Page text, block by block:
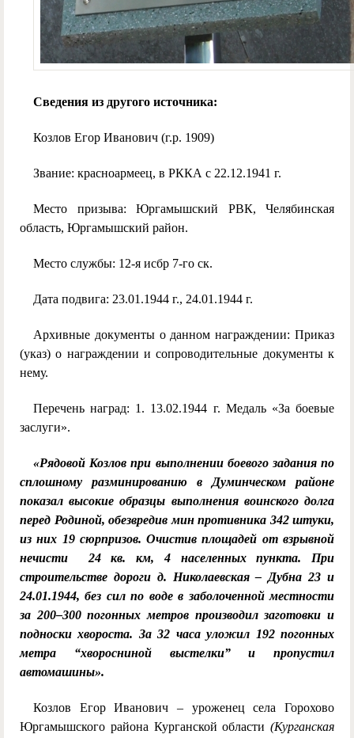
Сведения из другого источника:
Козлов Егор Иванович (г.р. 1909)
Звание: красноармеец, в РККА с 22.12.1941 г.
Место призыва: Юргамышский РВК, Челябинская
область, Юргамышский район.
Место службы: 12-я исбр 7-го ск.
Дата подвига: 23.01.1944 г., 24.01.1944 г.
Архивные документы о данном награждении: Приказ
(указ) о награждении и сопроводительные документы к
нему.
Перечень наград: 1. 13.02.1944 г. Медаль «За боевые
заслуги».
«Рядовой Козлов при выполнении боевого задания по
сплошному разминированию в Думинческом районе
показал высокие образцы выполнения воинского долга
перед Родиной, обезвредив мин противника 342 штуки,
из них 19 сюрпризов. Очистив площадей от взрывной
нечисти
24 кв. км, 4 населенных пункта. При
строительстве дороги д. Николаевская – Дубна 23 и
24.01.1944, без сил по воде в заболоченной местности
за 200–300 погонных метров производил заготовки и
подноски хвороста. За 32 часа уложил 192 погонных
метра “хворосниной выстелки” и пропустил
автомашины».
Козлов Егор Иванович – уроженец села Горохово
Юргамышского района Курганской области (Курганская